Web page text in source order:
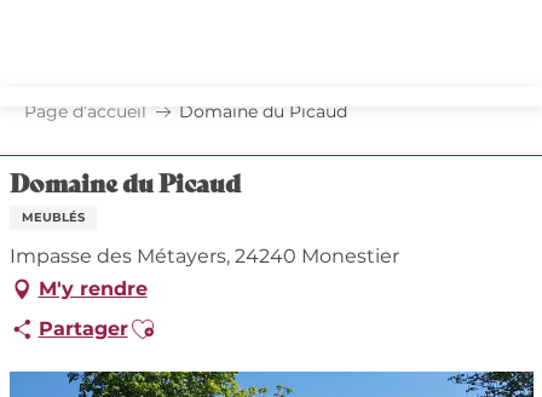
principal
Page d’accueil Domaine du Picaud
Domaine du Picaud
MEUBLÉS
Impasse des Métayers, 24240 Monestier
M'y rendre
PartagerAjouter aux favoris